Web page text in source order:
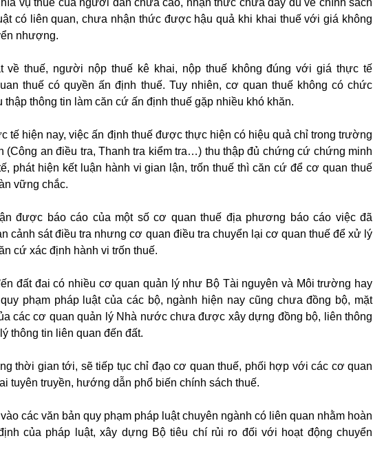
vụ thuế của người dân chưa cao, nhận thức chưa đầy đủ về chính sách
có liên quan, chưa nhận thức được hậu quả khi khai thuế với giá không
nhượng.
về thuế, người nộp thuế kê khai, nộp thuế không đúng với giá thực tế
thuế có quyền ấn định thuế. Tuy nhiên, cơ quan thuế không có chức
thập thông tin làm căn cứ ấn định thuế gặp nhiều khó khăn.
tế hiện nay, việc ấn định thuế được thực hiện có hiệu quả chỉ trong trường
(Công an điều tra, Thanh tra kiểm tra…) thu thập đủ chứng cứ chứng minh
phát hiện kết luận hành vi gian lận, trốn thuế thì căn cứ để cơ quan thuế
vững chắc.
được báo cáo của một số cơ quan thuế địa phương báo cáo việc đã
cảnh sát điều tra nhưng cơ quan điều tra chuyển lại cơ quan thuế để xử lý
cứ xác định hành vi trốn thuế.
đất đai có nhiều cơ quan quản lý như Bộ Tài nguyên và Môi trường hay
phạm pháp luật của các bộ, ngành hiện nay cũng chưa đồng bộ, mặt
các cơ quan quản lý Nhà nước chưa được xây dựng đồng bộ, liên thông
thông tin liên quan đến đất.
thời gian tới, sẽ tiếp tục chỉ đạo cơ quan thuế, phối hợp với các cơ quan
tuyên truyền, hướng dẫn phổ biến chính sách thuế.
các văn bản quy phạm pháp luật chuyên ngành có liên quan nhằm hoàn
của pháp luật, xây dựng Bộ tiêu chí rủi ro đối với hoạt động chuyển